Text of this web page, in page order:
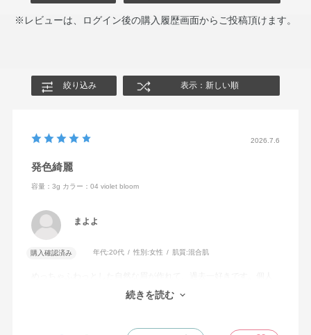
※レビューは、ログイン後の購入履歴画面からご投稿頂けます。
絞り込み 表示：新しい順
2026.7.6
発色綺麗
容量：3g カラー：04 violet bloom
まよよ
購入確認済み 年代:20代 性別:女性 肌質:混合肌
的にパレットが思ったより大きめだったので、この先長く持つと
続きを読む